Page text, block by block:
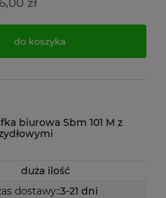
zł
do koszyka
biurowa Sbm 101 M z
duża ilość
dostawy::3-21 dni